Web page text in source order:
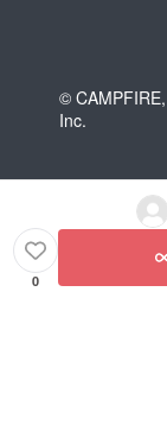
© CAMPFIRE,
Inc.
0